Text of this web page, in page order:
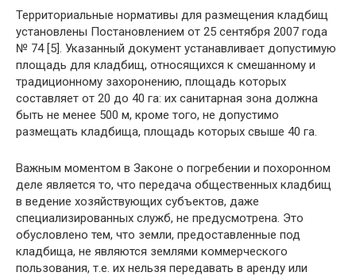
Территориальные нормативы для размещения кладбищ
установлены Постановлением от 25 сентября 2007 года
№ 74 [5]. Указанный документ устанавливает допустимую
площадь для кладбищ, относящихся к смешанному и
традиционному захоронению, площадь которых
составляет от 20 до 40 га: их санитарная зона должна
быть не менее 500 м, кроме того, не допустимо
размещать кладбища, площадь которых свыше 40 га.
Важным моментом в Законе о погребении и похоронном
деле является то, что передача общественных кладбищ
в ведение хозяйствующих субъектов, даже
специализированных служб, не предусмотрена. Это
обусловлено тем, что земли, предоставленные под
кладбища, не являются землями коммерческого
пользования, т.е. их нельзя передавать в аренду или